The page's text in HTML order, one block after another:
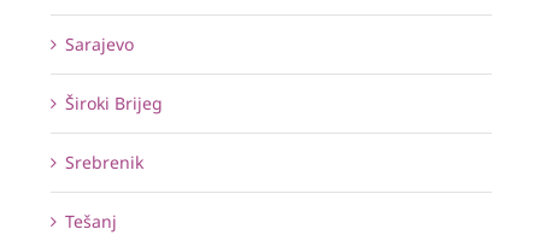
Sarajevo
Široki Brijeg
Srebrenik
Tešanj